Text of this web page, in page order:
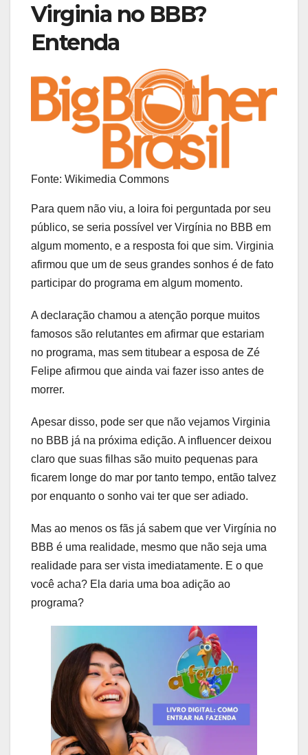
Virginia no BBB?
Entenda
Fonte: Wikimedia Commons
Para quem não viu, a loira foi perguntada por seu
público, se seria possível ver Virgínia no BBB em
algum momento, e a resposta foi que sim. Virginia
afirmou que um de seus grandes sonhos é de fato
participar do programa em algum momento.
A declaração chamou a atenção porque muitos
famosos são relutantes em afirmar que estariam
no programa, mas sem titubear a esposa de Zé
Felipe afirmou que ainda vai fazer isso antes de
morrer.
Apesar disso, pode ser que não vejamos Virginia
no BBB já na próxima edição. A influencer deixou
claro que suas filhas são muito pequenas para
ficarem longe do mar por tanto tempo, então talvez
por enquanto o sonho vai ter que ser adiado.
Mas ao menos os fãs já sabem que ver Virgínia no
BBB é uma realidade, mesmo que não seja uma
realidade para ser vista imediatamente. E o que
você acha? Ela daria uma boa adição ao
programa?